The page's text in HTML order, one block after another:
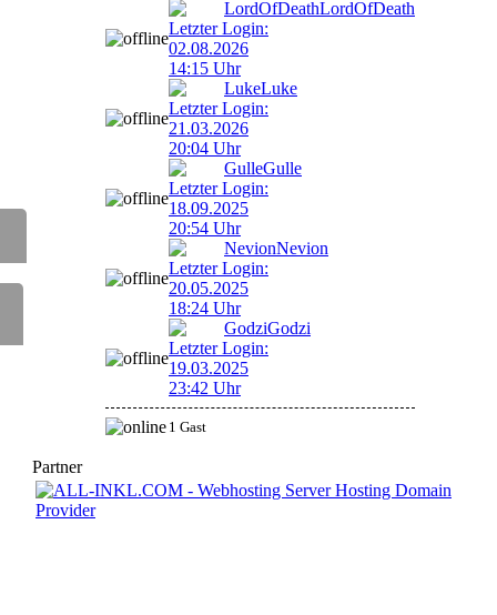
LordOfDeathLordOfDeath
Letzter Login:
02.08.2026
14:15 Uhr
LukeLuke
Letzter Login:
21.03.2026
20:04 Uhr
GulleGulle
Letzter Login:
18.09.2025
20:54 Uhr
NevionNevion
Letzter Login:
20.05.2025
18:24 Uhr
GodziGodzi
Letzter Login:
19.03.2025
23:42 Uhr
1 Gast
Partner